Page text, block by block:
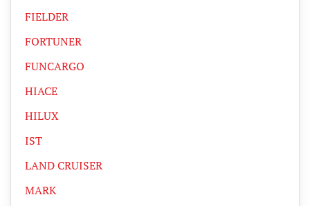
FIELDER
FORTUNER
FUNCARGO
HIACE
HILUX
IST
LAND CRUISER
MARK